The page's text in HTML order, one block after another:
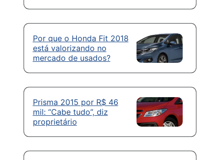
Por que o Honda Fit 2018
está valorizando no
mercado de usados?
Prisma 2015 por R$ 46
mil: “Cabe tudo”, diz
proprietário